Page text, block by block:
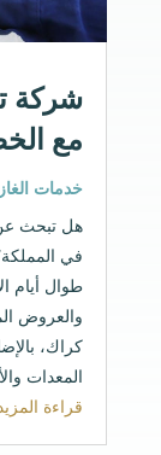
شركة
مع الخصم
خدمات
هل تبحث
في
طوال أيام
والعروض
كراك،
المعدات
قراءة المزيد